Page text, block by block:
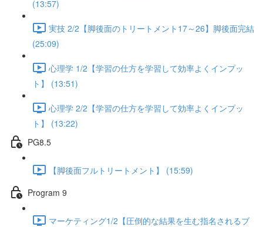
(13:57)
実技 2/2【脚後面のトリートメント17～26】脚後面完結
(25:09)
心理学 1/2【学習の仕方を学習して効率よくインプッ
ト】 (13:51)
心理学 2/2【学習の仕方を学習して効率よくインプッ
ト】 (13:22)
PG8.5
【脚後面フルトリートメント】 (15:59)
Program 9
マーケティング1/2【圧倒的な結果を生む指名されるブ